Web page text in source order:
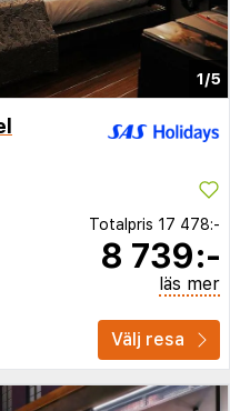
1/5
Totalpris 17 478:-
8 739:-
läs mer
Välj resa